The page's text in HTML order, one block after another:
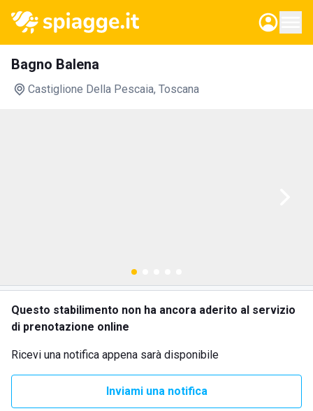
Bagno Balena
Castiglione Della Pescaia, Toscana
Questo stabilimento non ha ancora aderito al servizio
di prenotazione online
Ricevi una notifica appena sarà disponibile
Inviami una notifica